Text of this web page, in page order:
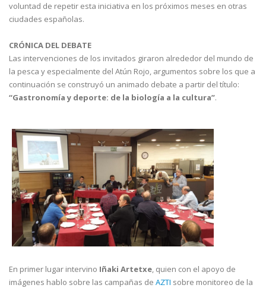
voluntad de repetir esta iniciativa en los próximos meses en otras
ciudades españolas.
CRÓNICA DEL DEBATE
Las intervenciones de los invitados giraron alrededor del mundo de
la pesca y especialmente del Atún Rojo, argumentos sobre los que a
continuación se construyó un animado debate a partir del título:
“Gastronomía y deporte: de la biología a la cultura”.
FotoCronica_3.jpg
En primer lugar intervino Iñaki Artetxe, quien con el apoyo de
imágenes hablo sobre las campañas de AZTI sobre monitoreo de la